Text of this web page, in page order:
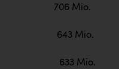
Mio.
Mio.
633 Mio.